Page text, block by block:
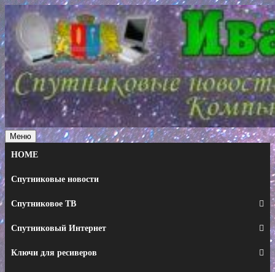
Перейти
к
содержимому
Меню
HOME
Спутниковые новости
Спутниковое ТВ
Спутниковый Интернет
Ключи для ресиверов